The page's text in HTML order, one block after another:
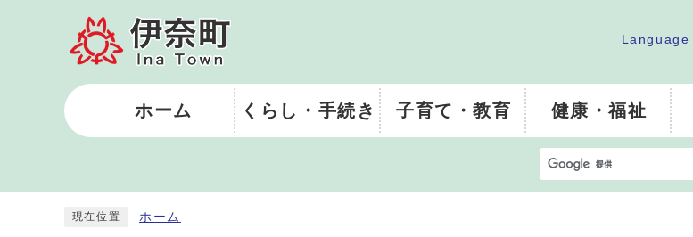
Language
ホーム くらし・手続き 子育て・教育 健康・福祉
現在位置 ホーム